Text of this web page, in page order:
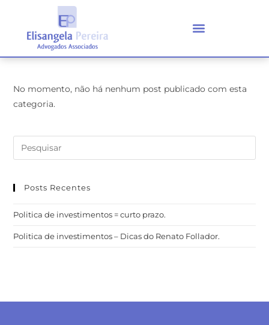
No momento, não há nenhum post publicado com esta
categoria.
Posts Recentes
Politica de investimentos = curto prazo.
Politica de investimentos – Dicas do Renato Follador.